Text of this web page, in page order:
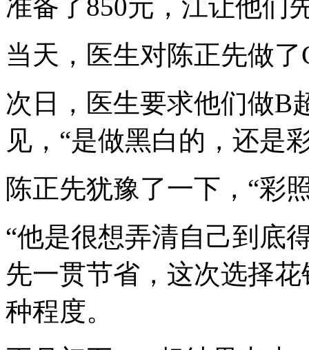
准备了850元，江让他们
当天，医生对陈正先做
次日，医生要求他们做B
见，“是做黑白的，还是
陈正先犹豫了一下，“彩
“他是很想弄清自己到底
先一贯节省，这次选择
种程度。